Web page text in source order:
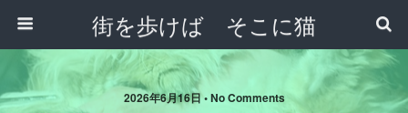
街を歩けば そこに猫
2026年6月16日 • No Comments